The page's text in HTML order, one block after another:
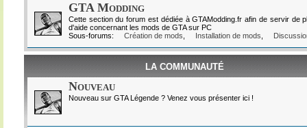
GTA Modding
Cette section du forum est dédiée à GTAModding.fr afin de servir de
d'aide concernant les mods de GTA sur PC
Sous-forums:
Création de mods Installation de mods
LA COMMUNAUTÉ
Nouveau
Nouveau sur GTA Légende ? Venez vous présenter ici !